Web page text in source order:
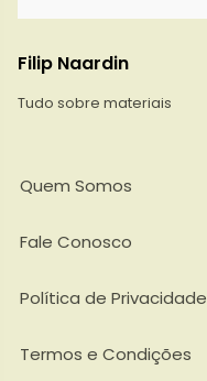
Filip Naardin
Tudo sobre materiais
Quem Somos
Fale Conosco
Política de Privacidade
Termos e Condições